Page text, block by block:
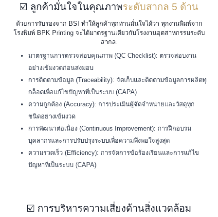
☑️ ลูกค้ามั่นใจในคุณภาพระดับสากล 5 ด้าน
ด้วยการรับรองจาก BSI ทำให้ลูกค้าทุกท่านมั่นใจได้ว่า ทุกงานพิมพ์จาก
โรงพิมพ์ BPK Printing จะได้มาตรฐานเดียวกับโรงงานอุตสาหกรรมระดับ
สากล:
มาตรฐานการตรวจสอบคุณภาพ (QC Checklist): ตรวจสอบงาน
อย่างเข้มงวดก่อนส่งมอบ
การติดตามข้อมูล (Traceability): จัดเก็บและติดตามข้อมูลการผลิตทุ
กล็อตเพื่อแก้ไขปัญหาที่เป็นระบบ (CAPA)
ความถูกต้อง (Accuracy): การประเมินผู้จัดจำหน่ายและวัสดุทุก
ชนิดอย่างเข้มงวด
การพัฒนาต่อเนื่อง (Continuous Improvement): การฝึกอบรม
บุคลากรและการปรับปรุงระบบเพื่อความพึงพอใจสูงสุด
ความรวดเร็ว (Efficiency): การจัดการข้อร้องเรียนและการแก้ไข
ปัญหาที่เป็นระบบ (CAPA)
☑️ การบริหารความเสี่ยงด้านสิ่งแวดล้อม